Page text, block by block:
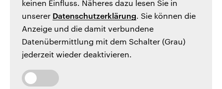
keinen Einfluss. Näheres dazu lesen Sie in
unserer Datenschutzerklärung. Sie können die
Anzeige und die damit verbundene
Datenübermittlung mit dem Schalter (Grau)
jederzeit wieder deaktivieren.